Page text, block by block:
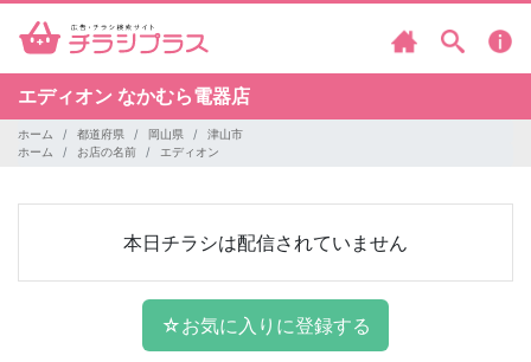
エディオン なかむら電器店
ホーム 都道府県 岡山県
津山市
ホーム
お店の名前 エディオン
本日チラシは配信されていません